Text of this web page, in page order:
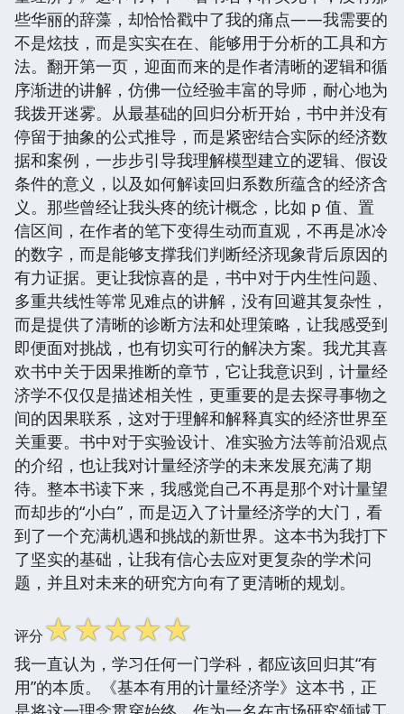
些华丽的辞藻，却恰恰戳中了我的痛点——我需要的
不是炫技，而是实实在在、能够用于分析的工具和方
法。翻开第一页，迎面而来的是作者清晰的逻辑和循
序渐进的讲解，仿佛一位经验丰富的导师，耐心地为
我拨开迷雾。从最基础的回归分析开始，书中并没有
停留于抽象的公式推导，而是紧密结合实际的经济数
据和案例，一步步引导我理解模型建立的逻辑、假设
条件的意义，以及如何解读回归系数所蕴含的经济含
义。那些曾经让我头疼的统计概念，比如 p 值、置
信区间，在作者的笔下变得生动而直观，不再是冰冷
的数字，而是能够支撑我们判断经济现象背后原因的
有力证据。更让我惊喜的是，书中对于内生性问题、
多重共线性等常见难点的讲解，没有回避其复杂性，
而是提供了清晰的诊断方法和处理策略，让我感受到
即便面对挑战，也有切实可行的解决方案。我尤其喜
欢书中关于因果推断的章节，它让我意识到，计量经
济学不仅仅是描述相关性，更重要的是去探寻事物之
间的因果联系，这对于理解和解释真实的经济世界至
关重要。书中对于实验设计、准实验方法等前沿观点
的介绍，也让我对计量经济学的未来发展充满了期
待。整本书读下来，我感觉自己不再是那个对计量望
而却步的“小白”，而是迈入了计量经济学的大门，看
到了一个充满机遇和挑战的新世界。这本书为我打下
了坚实的基础，让我有信心去应对更复杂的学术问
题，并且对未来的研究方向有了更清晰的规划。
评分☆☆☆☆☆
我一直认为，学习任何一门学科，都应该回归其“有
用”的本质。《基本有用的计量经济学》这本书，正